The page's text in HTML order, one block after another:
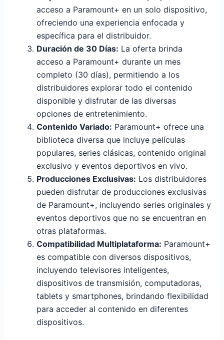
acceso a Paramount+ en un solo dispositivo,
ofreciendo una experiencia enfocada y
específica para el distribuidor.
Duración de 30 Días: La oferta brinda
acceso a Paramount+ durante un mes
completo (30 días), permitiendo a los
distribuidores explorar todo el contenido
disponible y disfrutar de las diversas
opciones de entretenimiento.
Contenido Variado: Paramount+ ofrece una
biblioteca diversa que incluye películas
populares, series clásicas, contenido original
exclusivo y eventos deportivos en vivo.
Producciones Exclusivas: Los distribuidores
pueden disfrutar de producciones exclusivas
de Paramount+, incluyendo series originales y
eventos deportivos que no se encuentran en
otras plataformas.
Compatibilidad Multiplataforma: Paramount+
es compatible con diversos dispositivos,
incluyendo televisores inteligentes,
dispositivos de transmisión, computadoras,
tablets y smartphones, brindando flexibilidad
para acceder al contenido en diferentes
dispositivos.